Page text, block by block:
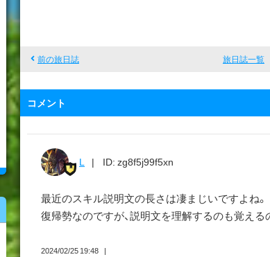
の
カ
オ
前の旅日誌 旅日誌一覧
コメント
L ID: zg8f5j99f5xn
最近のスキル説明文の長さは凄まじいですよね。
復帰勢なのですが、説明文を理解するのも覚える
2024/02/25 19:48